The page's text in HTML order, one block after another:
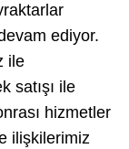
ediyor.
ile
satışı ile
hizmetler
ilişkilerimiz